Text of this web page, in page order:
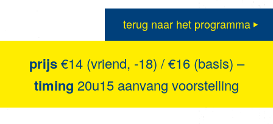
terug naar het programma
prijs€14 (vriend, -18) / €16 (basis) –
timing 20u15 aanvang voorstelling